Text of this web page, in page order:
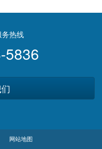
热线
5836
网站地图